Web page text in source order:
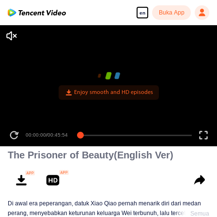
en Buka App
Enjoy smooth and HD episodes
00:00:00/00:45:54
The Prisoner of Beauty(English Ver)
Di awal era peperangan, datuk Xiao Qiao pernah menarik diri dari medan
perang, menyebabkan keturunan keluarga Wei terbunuh, lalu tercetuslahSemua